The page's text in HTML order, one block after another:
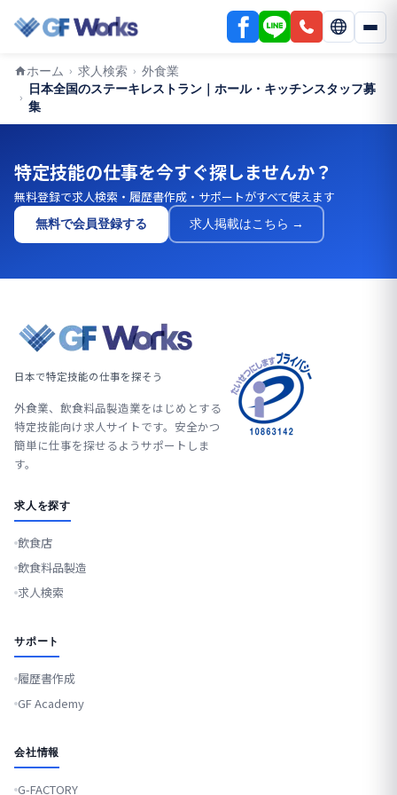
ホーム › 求人検索 › 外食業
›
日本全国のステーキレストラン｜ホール・キッチンスタッフ募
集
特定技能の仕事を今すぐ探しませんか？
無料登録で求人検索・履歴書作成・サポートがすべて使えます
無料で会員登録する 求人掲載はこちら →
日本で特定技能の仕事を探そう
外食業、飲食料品製造業をはじめとする
特定技能向け求人サイトです。安全かつ
簡単に仕事を探せるようサポートしま
す。
求人を探す
飲食店
飲食料品製造
求人検索
サポート
履歴書作成
GF Academy
会社情報
G-FACTORY